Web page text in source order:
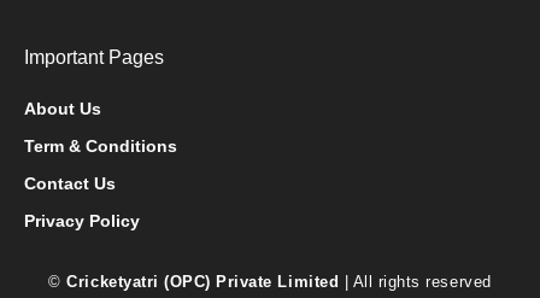
Important Pages
About Us
Term & Conditions
Contact Us
Privacy Policy
©Cricketyatri (OPC) Private Limited | All rights reserved